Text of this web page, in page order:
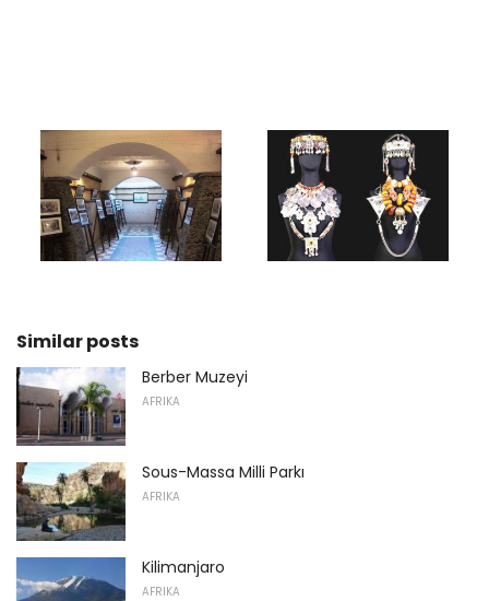
Similar posts
Berber Muzeyi
AFRIKA
Sous-Massa Milli Parkı
AFRIKA
Kilimanjaro
AFRIKA